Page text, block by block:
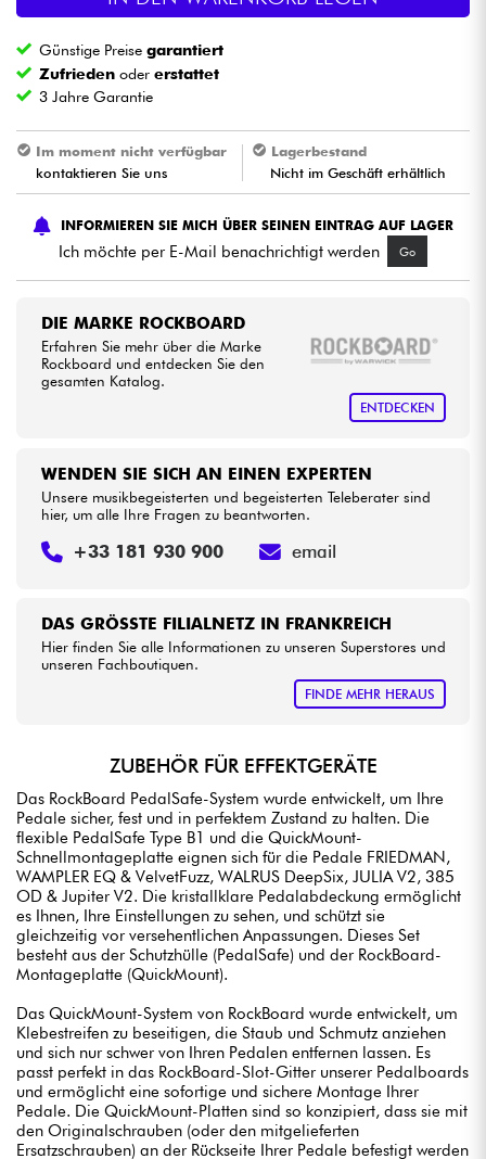
Drums
Blasinstrumente
Kinder
Bundle
Günstige Preisegarantiert
Zufrieden odererstattet
3 Jahre Garantie
Im moment nicht verfügbar
kontaktieren Sie uns
Lagerbestand
Nicht im Geschäft erhältlich
INFORMIEREN SIE MICH ÜBER SEINEN EINTRAG AUF LAGER
Ich möchte per E-Mail benachrichtigt werden Go
DIE MARKE ROCKBOARD
Erfahren Sie mehr über die Marke
Rockboard und entdecken Sie den
gesamten Katalog.
ENTDECKEN
DAS GRÖSSTE FILIALNETZ IN FRANKREICH
Hier finden Sie alle Informationen zu unseren Superstores und
unseren Fachboutiquen.
FINDE MEHR HERAUS
WENDEN SIE SICH AN EINEN EXPERTEN
Unsere musikbegeisterten und begeisterten Teleberater sind
hier, um alle Ihre Fragen zu beantworten.
+33 181 930 900 email
ZUBEHÖR FÜR EFFEKTGERÄTE
Das RockBoard PedalSafe-System wurde entwickelt, um Ihre
Pedale sicher, fest und in perfektem Zustand zu halten. Die
flexible PedalSafe Type B1 und die QuickMount-
Schnellmontageplatte eignen sich für die Pedale FRIEDMAN,
WAMPLER EQ & VelvetFuzz, WALRUS DeepSix, JULIA V2, 385
OD & Jupiter V2. Die kristallklare Pedalabdeckung ermöglicht
es Ihnen, Ihre Einstellungen zu sehen, und schützt sie
gleichzeitig vor versehentlichen Anpassungen. Dieses Set
besteht aus der Schutzhülle (PedalSafe) und der RockBoard-
Montageplatte (QuickMount).
Das QuickMount-System von RockBoard wurde entwickelt, um
Klebestreifen zu beseitigen, die Staub und Schmutz anziehen
und sich nur schwer von Ihren Pedalen entfernen lassen. Es
passt perfekt in das RockBoard-Slot-Gitter unserer Pedalboards
und ermöglicht eine sofortige und sichere Montage Ihrer
Pedale. Die QuickMount-Platten sind so konzipiert, dass sie mit
den Originalschrauben (oder den mitgelieferten
Ersatzschrauben) an der Rückseite Ihrer Pedale befestigt werden